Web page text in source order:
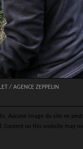
/ AGENCE ZEPPELIN
Aucune image du site ne
Content on this website may